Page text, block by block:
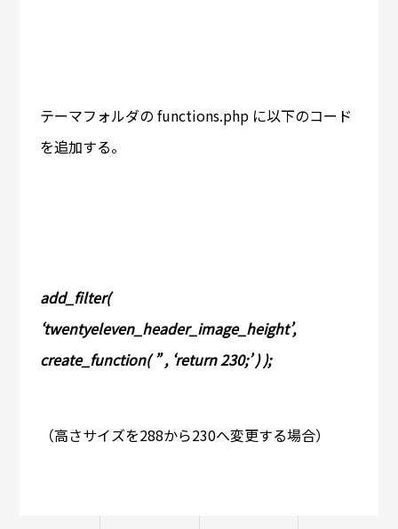
テーマフォルダの functions.php に以下のコード
を追加する。
add_filter(
‘twentyeleven_header_image_height’,
create_function( ” , ‘return 230;’ ) );
（高さサイズを288から230へ変更する場合）